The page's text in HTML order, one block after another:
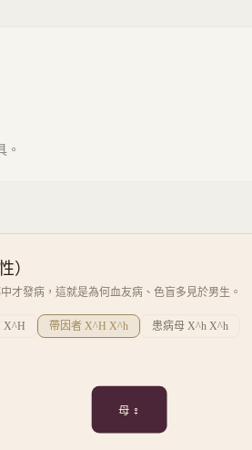
。
）
才發病，這就是為何血友病、色盲多見於男生。
X^H 帶因者 X^H X^h 患病母 X^h X^h
母 ♀